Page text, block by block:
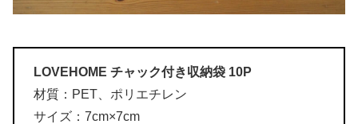
LOVEHOME チャック付き収納袋 10P
材質：PET、ポリエチレン
サイズ：7cm×7cm